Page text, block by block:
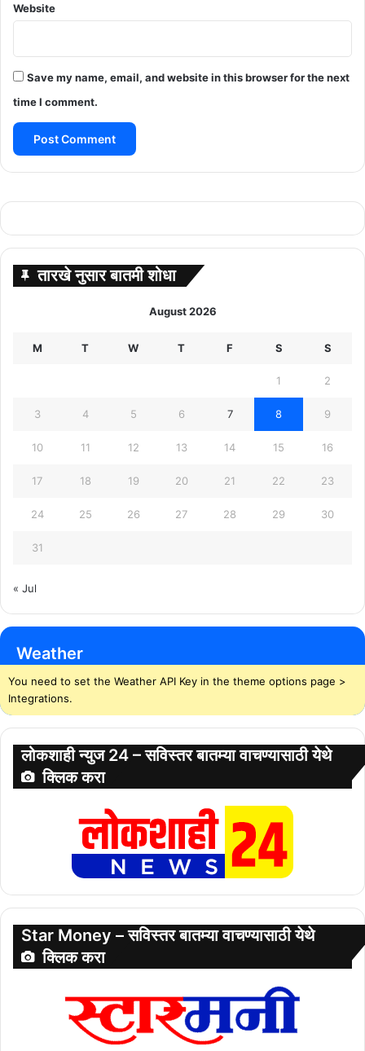
Website
Save my name, email, and website in this browser for the next
time I comment.
तारखे नुसार बातमी शोधा
August 2026
M T W T F S S
1 2
3 4 5 6 7 8 9
10 11 12 13 14 15 16
17 18 19 20 21 22 23
24 25 26 27 28 29 30
31
« Jul
Weather
You need to set the Weather API Key in the theme options page >
Integrations.
लोकशाही न्युज 24 – सविस्तर बातम्या वाचण्यासाठी येथे
क्लिक करा
Star Money – सविस्तर बातम्या वाचण्यासाठी येथे
क्लिक करा